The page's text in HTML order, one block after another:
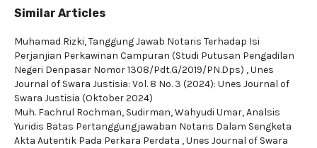
Similar Articles
Muhamad Rizki,Tanggung Jawab Notaris Terhadap Isi
Perjanjian Perkawinan Campuran (Studi Putusan Pengadilan
Negeri Denpasar Nomor 1308/Pdt.G/2019/PN.Dps) ,Unes
Journal of Swara Justisia: Vol. 8 No. 3 (2024): Unes Journal of
Swara Justisia (Oktober 2024)
Muh. Fachrul Rochman, Sudirman, Wahyudi Umar,Analsis
Yuridis Batas Pertanggungjawaban Notaris Dalam Sengketa
Akta Autentik Pada Perkara Perdata ,Unes Journal of Swara